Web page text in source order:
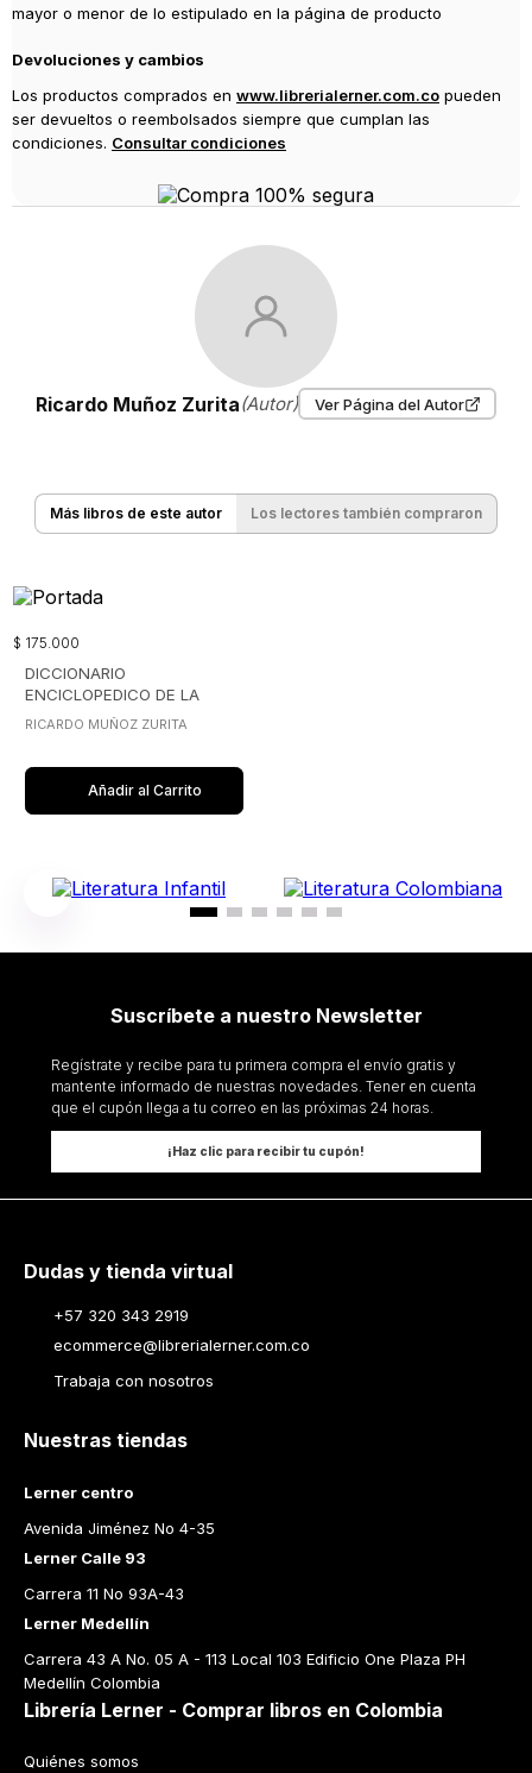
mayor o menor de lo estipulado en la página de producto
Devoluciones y cambios
Los productos comprados en www.librerialerner.com.co pueden
ser devueltos o reembolsados siempre que cumplan las
condiciones. Consultar condiciones
Ricardo Muñoz Zurita(Autor) Ver Página del Autor
Más libros de este autor Los lectores también compraron
$ 175.000
DICCIONARIO
ENCICLOPEDICO DE LA
GASTRONOMIA MEXICANA
RICARDO MUÑOZ ZURITA
Añadir al Carrito
Suscríbete a nuestro Newsletter
Regístrate y recibe para tu primera compra el envío gratis y
mantente informado de nuestras novedades. Tener en cuenta
que el cupón llega a tu correo en las próximas 24 horas.
¡Haz clic para recibir tu cupón!
Dudas y tienda virtual
+57 320 343 2919
ecommerce@librerialerner.com.co
Trabaja con nosotros
Nuestras tiendas
Lerner centro
Avenida Jiménez No 4-35
Lerner Calle 93
Carrera 11 No 93A-43
Lerner Medellín
Carrera 43 A No. 05 A - 113 Local 103 Edificio One Plaza PH
Medellín Colombia
Librería Lerner - Comprar libros en Colombia
Quiénes somos